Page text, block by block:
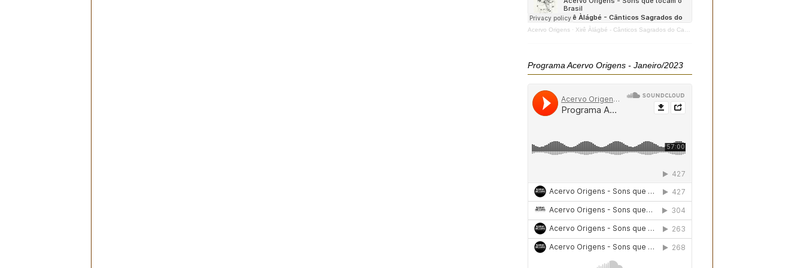
Acervo Origens · Xirê Àlágbé - Cânticos Sagrados do Candomblé - 2020
Programa Acervo Origens - Janeiro/2023